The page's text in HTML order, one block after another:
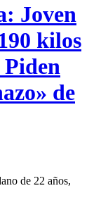
Joven
kilos
de
de 22 años,